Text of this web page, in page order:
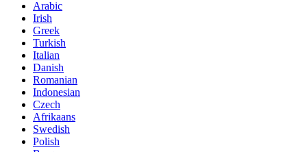
Arabic
Irish
Greek
Turkish
Italian
Danish
Romanian
Indonesian
Czech
Afrikaans
Swedish
Polish